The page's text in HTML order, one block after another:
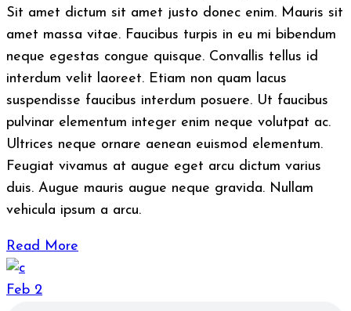
Sit amet dictum sit amet justo donec enim. Mauris sit
amet massa vitae. Faucibus turpis in eu mi bibendum
neque egestas congue quisque. Convallis tellus id
interdum velit laoreet. Etiam non quam lacus
suspendisse faucibus interdum posuere. Ut faucibus
pulvinar elementum integer enim neque volutpat ac.
Ultrices neque ornare aenean euismod elementum.
Feugiat vivamus at augue eget arcu dictum varius
duis. Augue mauris augue neque gravida. Nullam
vehicula ipsum a arcu.
Read More
Feb 2